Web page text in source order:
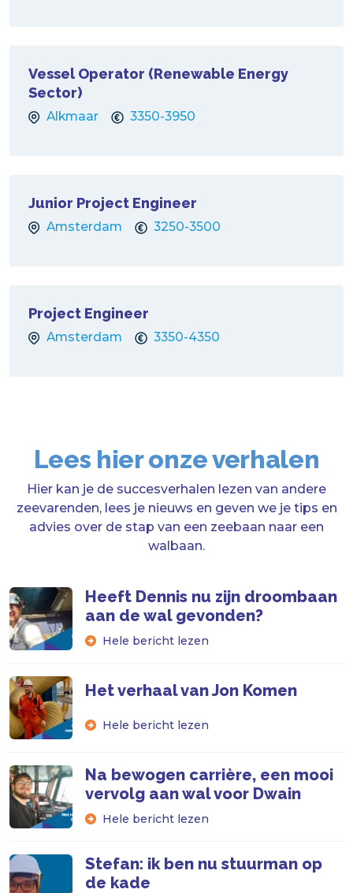
Vessel Operator (Renewable Energy
Sector)
Alkmaar 3350-3950
Junior Project Engineer
Amsterdam 3250-3500
Project Engineer
Amsterdam 3350-4350
Lees hier onze verhalen
Hier kan je de succesverhalen lezen van andere
zeevarenden, lees je nieuws en geven we je tips en
advies over de stap van een zeebaan naar een
walbaan.
Heeft Dennis nu zijn droombaan
aan de wal gevonden?
Hele bericht lezen
Het verhaal van Jon Komen
Hele bericht lezen
Na bewogen carrière, een mooi
vervolg aan wal voor Dwain
Hele bericht lezen
Stefan: ik ben nu stuurman op
de kade